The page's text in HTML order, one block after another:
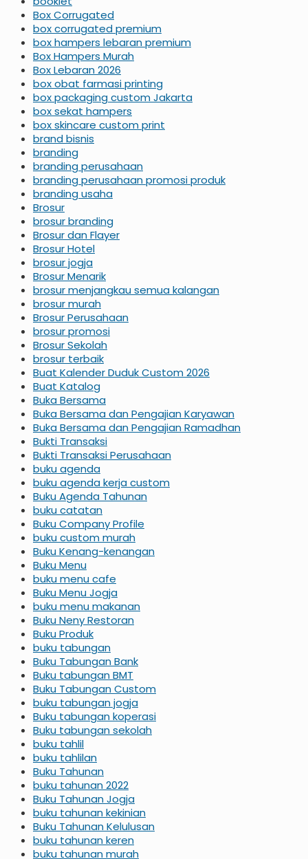
Box Corrugated
box corrugated premium
box hampers lebaran premium
Box Hampers Murah
Box Lebaran 2026
box obat farmasi printing
box packaging custom Jakarta
box sekat hampers
box skincare custom print
brand bisnis
branding
branding perusahaan
branding perusahaan promosi produk
branding usaha
Brosur
brosur branding
Brosur dan Flayer
Brosur Hotel
brosur jogja
Brosur Menarik
brosur menjangkau semua kalangan
brosur murah
Brosur Perusahaan
brosur promosi
Brosur Sekolah
brosur terbaik
Buat Kalender Duduk Custom 2026
Buat Katalog
Buka Bersama
Buka Bersama dan Pengajian Karyawan
Buka Bersama dan Pengajian Ramadhan
Bukti Transaksi
Bukti Transaksi Perusahaan
buku agenda
buku agenda kerja custom
Buku Agenda Tahunan
buku catatan
Buku Company Profile
buku custom murah
Buku Kenang-kenangan
Buku Menu
buku menu cafe
Buku Menu Jogja
buku menu makanan
Buku Neny Restoran
Buku Produk
buku tabungan
Buku Tabungan Bank
Buku tabungan BMT
Buku Tabungan Custom
buku tabungan jogja
Buku tabungan koperasi
Buku tabungan sekolah
buku tahlil
buku tahlilan
Buku Tahunan
buku tahunan 2022
Buku Tahunan Jogja
buku tahunan kekinian
Buku Tahunan Kelulusan
buku tahunan keren
buku tahunan murah